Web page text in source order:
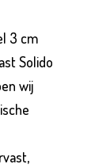
3 cm
Solido
wij